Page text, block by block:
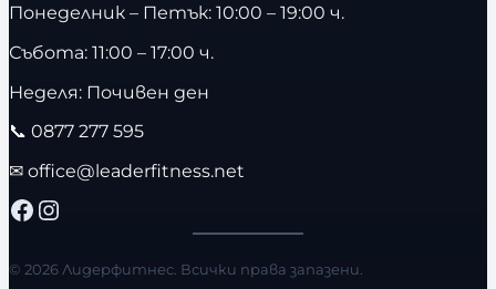
Понеделник – Петък: 10:00 – 19:00 ч.
Събота: 11:00 – 17:00 ч.
Неделя: Почивен ден
📞 0877 277 595
✉ office@leaderfitness.net
Facebook Instagram
© 2026 Лидерфитнес. Всички права запазени.